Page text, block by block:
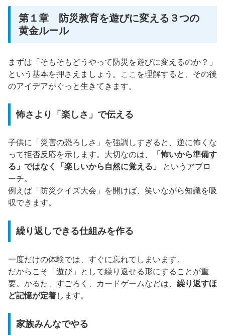
第１章 防災教育を遊びに変える３つの
黄金ルール
まずは「そもそもどうやって防災を遊びに変えるのか？」
という基本を押さえましょう。ここを理解すると、その後
のアイデアがぐっと生きてきます。
怖さより「楽しさ」で伝える
子供に「災害の恐ろしさ」を強調しすぎると、逆に怖くな
って拒否反応を示します。大切なのは、
「怖いから準備す
る」ではなく「楽しいから自然に覚える」
というアプロ
ーチ。
例えば「防災クイズ大会」を開けば、笑いながら知識を吸
収できます。
繰り返しできる仕組みを作る
一度だけの体験では、すぐに忘れてしまいます。
だからこそ「遊び」として繰り返せる形にすることが重
要。かるた、すごろく、カードゲームなどは、 繰り返すほ
ど記憶が定着します。
家族みんなでやる